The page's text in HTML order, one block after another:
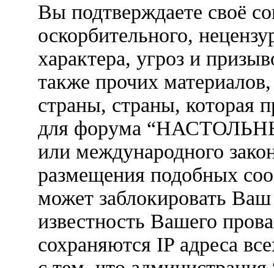
Вы подтверждаете своё
оскорбительного,
характера, угроз и
также прочих
страны, страны, которая
для форума
или международного
размещения подобных
может заблокировать
известность Вашего
сохраняются IP адреса